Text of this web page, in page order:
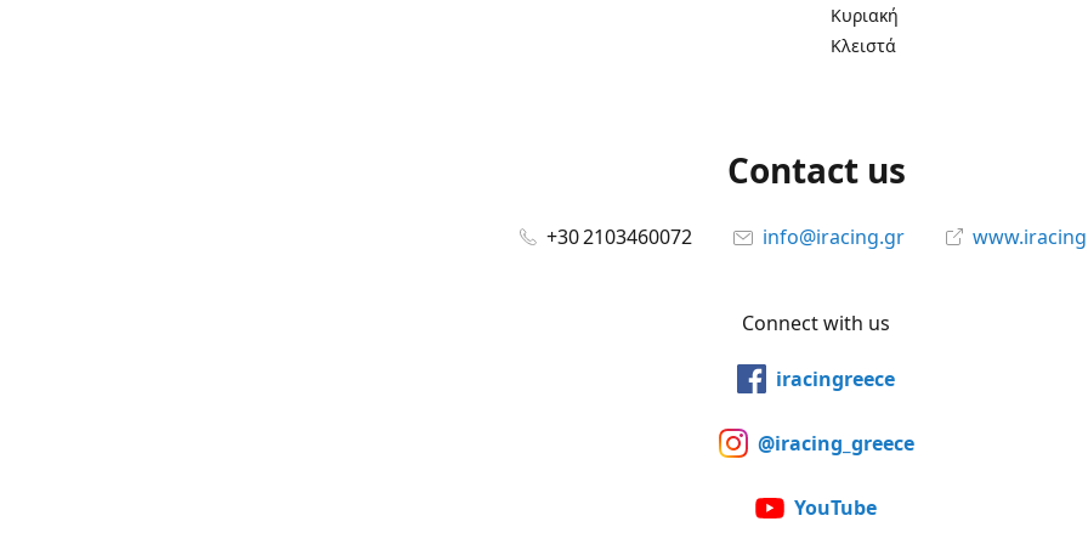
Κυριακή
Κλειστά
Contact us
+30 2103460072 info@iracing.gr
Connect with us
iracingreece
@iracing_greece
YouTube